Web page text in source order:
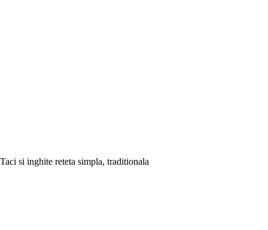
Taci si inghite reteta simpla, traditionala